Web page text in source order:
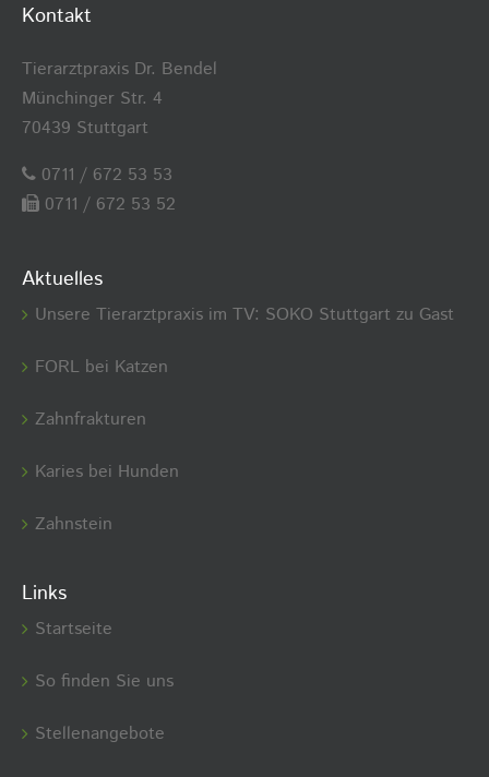
Kontakt
Tierarztpraxis Dr. Bendel
Münchinger Str. 4
70439 Stuttgart
0711 / 672 53 53
0711 / 672 53 52
Aktuelles
Unsere Tierarztpraxis im TV: SOKO Stuttgart zu Gast
FORL bei Katzen
Zahnfrakturen
Karies bei Hunden
Zahnstein
Links
Startseite
So finden Sie uns
Stellenangebote